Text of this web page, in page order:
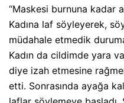
“Maskesi burnuna kadar
Kadına laf söyleyerek,
müdahale etmedik
Kadın da cildimde yara
diye izah etmesine
etti. Sonrasında ayağa